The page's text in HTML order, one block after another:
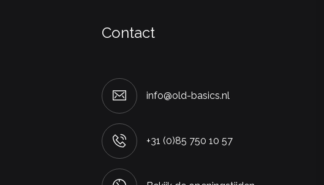
Contact
info@old-basics.nl
+31 (0)85 750 10 57